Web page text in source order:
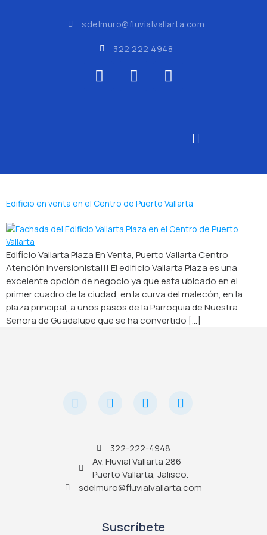
sdelmuro@fluvialvallarta.com
322 222 4948
Edificio en venta en el Centro de Puerto Vallarta
Edificio Vallarta Plaza En Venta, Puerto Vallarta Centro
Atención inversionista!!! El edificio Vallarta Plaza es una
excelente opción de negocio ya que esta ubicado en el
primer cuadro de la ciudad, en la curva del malecón, en la
plaza principal, a unos pasos de la Parroquia de Nuestra
Señora de Guadalupe que se ha convertido [...]
322-222-4948
Av. Fluvial Vallarta 286
Puerto Vallarta, Jalisco.
sdelmuro@fluvialvallarta.com
Suscríbete